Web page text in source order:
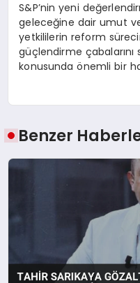
S&P’nin yeni
geleceğine dair umut
yetkililerin reform
güçlendirme
konusunda önemli bir
Benzer